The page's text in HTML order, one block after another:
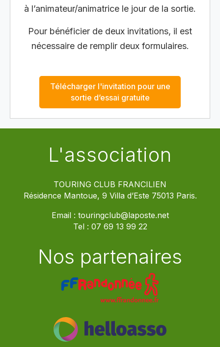
à l’animateur/animatrice le jour de la sortie.
Pour bénéficier de deux invitations, il est
nécessaire de remplir deux formulaires.
Télécharger l'invitation pour une
sortie d’essai gratuite
L'association
TOURING CLUB FRANCILIEN
Résidence Mantoue, 9 Villa d’Este 75013 Paris.
Email : touringclub@laposte.net
Tel : 07 69 13 99 22
Nos partenaires